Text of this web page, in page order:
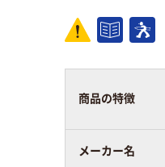
サイズ
粘着力
アスクル商品環境
商品の特徴
メーカー名